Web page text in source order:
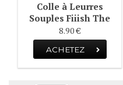
Colle à Leurres
Souples Fiiish The
Glue
8.90 €
ACHETEZ